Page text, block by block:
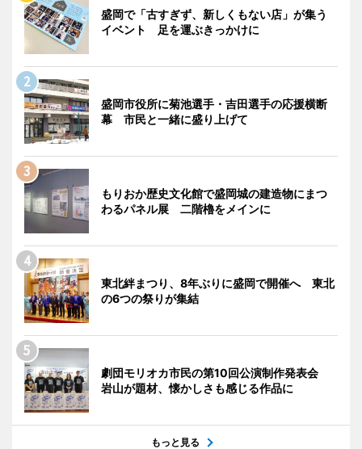
盛岡で「古すぎず、新しくもない店」が集う
イベント 足を運ぶきっかけに
盛岡市役所に菊池選手・吉田選手の応援横断
幕 市民と一緒に盛り上げて
もりおか歴史文化館で盛岡城の建造物にまつ
わるパネル展 二階櫓をメインに
東北絆まつり、8年ぶりに盛岡で開催へ 東北
の6つの祭りが集結
劇団モリオカ市民の第10回公演制作発表会
岩山が題材、懐かしさも感じる作品に
もっと見る